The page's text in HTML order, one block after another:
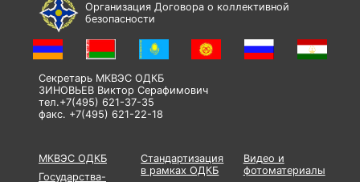
Организация Договора о коллективной
безопасности
Секретарь МКВЭС ОДКБ
ЗИНОВЬЕВ Виктор Серафимович
тел.+7(495) 621-37-35
факс. +7(495) 621-22-18
МКВЭС ОДКБ
Государства-
Стандартизация
в рамках ОДКБ
Видео и
фотоматериалы